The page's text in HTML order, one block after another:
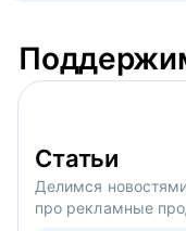
Статьи
Делимся
про рекламные